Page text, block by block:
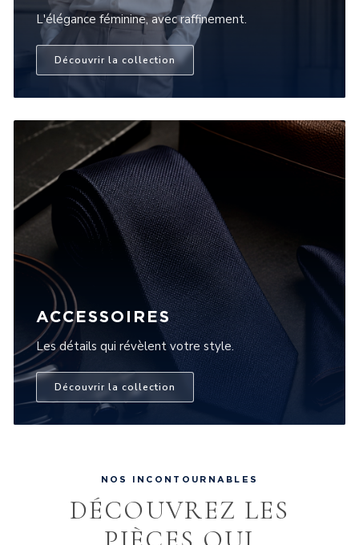
L'élégance féminine, avec raffinement.
Découvrir la collection
ACCESSOIRES
Les détails qui révèlent votre style.
Découvrir la collection
NOS INCONTOURNABLES
DÉCOUVREZ LES